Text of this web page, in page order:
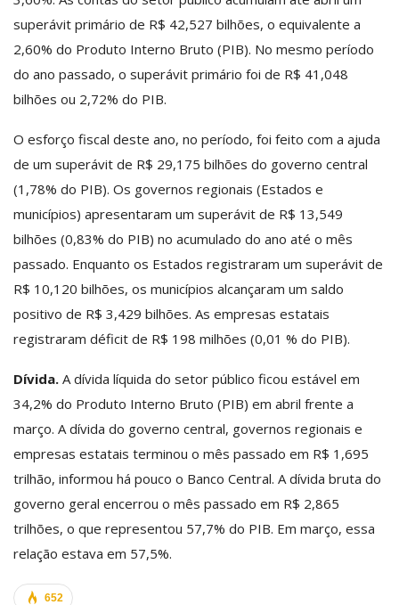
superávit primário de R$ 42,527 bilhões, o equivalente a
2,60% do Produto Interno Bruto (PIB). No mesmo período
do ano passado, o superávit primário foi de R$ 41,048
bilhões ou 2,72% do PIB.
O esforço fiscal deste ano, no período, foi feito com a ajuda
de um superávit de R$ 29,175 bilhões do governo central
(1,78% do PIB). Os governos regionais (Estados e
municípios) apresentaram um superávit de R$ 13,549
bilhões (0,83% do PIB) no acumulado do ano até o mês
passado. Enquanto os Estados registraram um superávit de
R$ 10,120 bilhões, os municípios alcançaram um saldo
positivo de R$ 3,429 bilhões. As empresas estatais
registraram déficit de R$ 198 milhões (0,01 % do PIB).
Dívida. A dívida líquida do setor público ficou estável em
34,2% do Produto Interno Bruto (PIB) em abril frente a
março. A dívida do governo central, governos regionais e
empresas estatais terminou o mês passado em R$ 1,695
trilhão, informou há pouco o Banco Central. A dívida bruta do
governo geral encerrou o mês passado em R$ 2,865
trilhões, o que representou 57,7% do PIB. Em março, essa
relação estava em 57,5%.
652